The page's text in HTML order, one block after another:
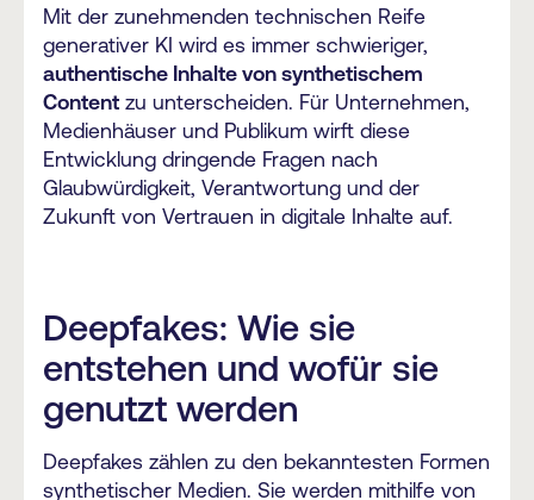
Mit der zunehmenden technischen Reife
generativer KI wird es immer schwieriger,
authentische Inhalte von synthetischem
Content zu unterscheiden. Für Unternehmen,
Medienhäuser und Publikum wirft diese
Entwicklung dringende Fragen nach
Glaubwürdigkeit, Verantwortung und der
Zukunft von Vertrauen in digitale Inhalte auf.
Deepfakes: Wie sie
entstehen und wofür sie
genutzt werden
Deepfakes zählen zu den bekanntesten Formen
synthetischer Medien. Sie werden mithilfe von